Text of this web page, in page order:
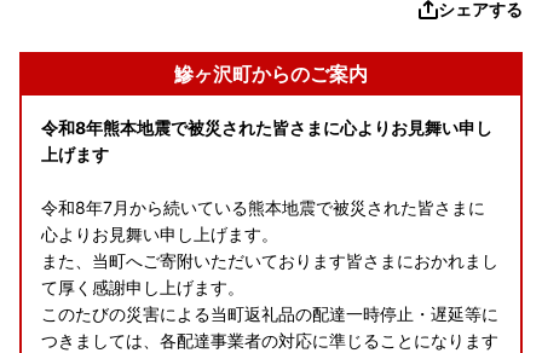
シェアする
鰺ヶ沢町からのご案内
令和8年熊本地震で被災された皆さまに心よりお見舞い申し
上げます
令和8年7月から続いている熊本地震で被災された皆さまに
心よりお見舞い申し上げます。
また、当町へご寄附いただいております皆さまにおかれまし
て厚く感謝申し上げます。
このたびの災害による当町返礼品の配達一時停止・遅延等に
つきましては、各配達事業者の対応に準じることになります